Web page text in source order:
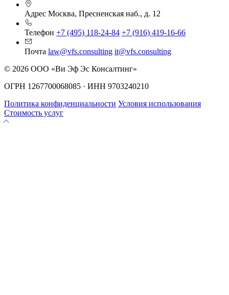
Адрес Москва, Пресненская наб., д. 12
Телефон +7 (495) 118-24-84 +7 (916) 419-16-66
Почта law@vfs.consulting it@vfs.consulting
© 2026 ООО «Ви Эф Эс Консалтинг»
ОГРН 1267700068085 · ИНН 9703240210
Политика конфиденциальности Условия использования
Стоимость услуг